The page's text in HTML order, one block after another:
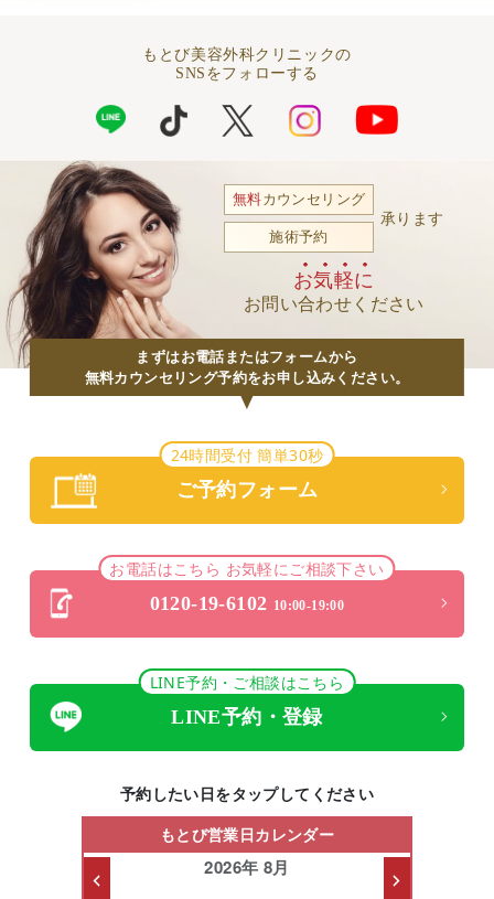
もとび美容外科クリニックの
SNSをフォローする
無料カウンセリング
施術予約
承ります
お気軽に
お問い合わせください
まずはお電話またはフォームから
無料カウンセリング予約をお申し込みください。
24時間受付 簡単30秒
ご予約フォーム
お電話はこちら お気軽にご相談下さい
0120-19-6102 10:00-19:00
LINE予約・ご相談はこちら
LINE予約・登録
予約したい日をタップしてください
もとび営業日カレンダー
2026年 8月